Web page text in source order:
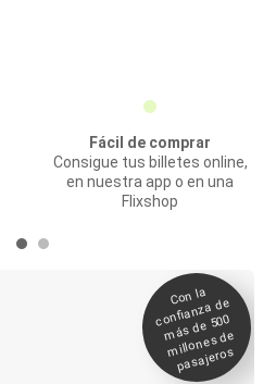
Fácil de comprar
Consigue tus billetes online,
en nuestra app o en una
Flixshop
Con la
confianza de
más de 500
millones de
pasajeros